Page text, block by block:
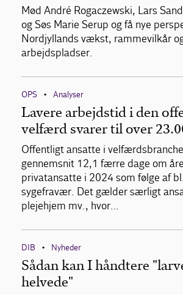
Mød André Rogaczewski, Lars
og Søs Marie Serup og få nye
Nordjyllands vækst, rammevilkår
arbejdspladser.
OPS • Analyser
Lavere arbejdstid i den
velfærd svarer til over
Offentligt ansatte i
gennemsnit 12,1 færre dage om
privatansatte i 2024 som følge af
sygefravær. Det gælder særligt
plejehjem mv., hvor…
DIB • Nyheder
Sådan kan I håndtere
helvede"